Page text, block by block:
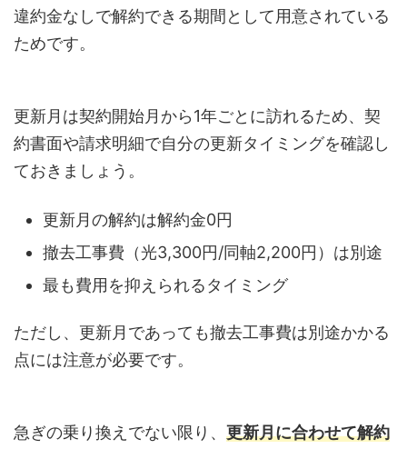
違約金なしで解約できる期間として用意されている
ためです。
更新月は契約開始月から1年ごとに訪れるため、契
約書面や請求明細で自分の更新タイミングを確認し
ておきましょう。
更新月の解約は解約金0円
撤去工事費（光3,300円/同軸2,200円）は別途
最も費用を抑えられるタイミング
ただし、更新月であっても撤去工事費は別途かかる
点には注意が必要です。
急ぎの乗り換えでない限り、 更新月に合わせて解約